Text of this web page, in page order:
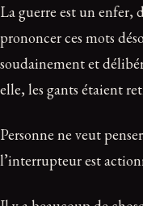
La guerre est un enfer,
prononcer ces mots
soudainement et
elle, les gants étaient
Personne ne veut
l’interrupteur est